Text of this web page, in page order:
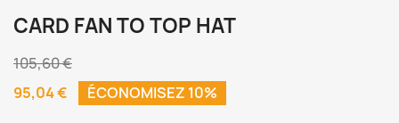
CARD FAN TO TOP HAT
105,60 €
95,04 €
ÉCONOMISEZ 10%